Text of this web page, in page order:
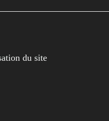
du site